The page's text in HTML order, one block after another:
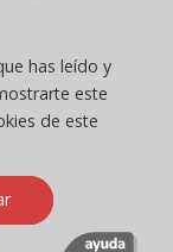
V-85203.
8)
mobile
has leído y
este
de este